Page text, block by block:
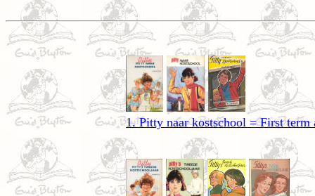
1. Pitty naar kostschool = First